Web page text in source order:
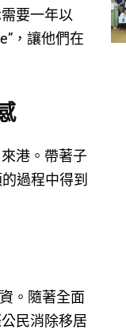
要一年以
，讓他們在
港。帶著子
過程中得到
。隨著全面
民消除移居